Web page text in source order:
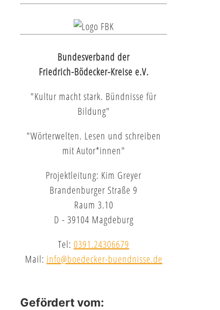
Bundesverband der
Friedrich-Bödecker-Kreise e.V.
"Kultur macht stark. Bündnisse für
Bildung"
"Wörterwelten. Lesen und schreiben
mit Autor*innen"
Projektleitung: Kim Greyer
Brandenburger Straße 9
Raum 3.10
D - 39104 Magdeburg
Tel: 0391.24306679
Mail: info@boedecker-buendnisse.de
Gefördert vom: